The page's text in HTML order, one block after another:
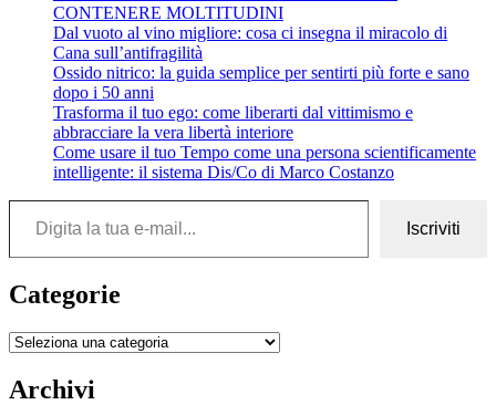
CONTENERE MOLTITUDINI
Dal vuoto al vino migliore: cosa ci insegna il miracolo di
Cana sull’antifragilità
Ossido nitrico: la guida semplice per sentirti più forte e sano
dopo i 50 anni
Trasforma il tuo ego: come liberarti dal vittimismo e
abbracciare la vera libertà interiore
Come usare il tuo Tempo come una persona scientificamente
intelligente: il sistema Dis/Co di Marco Costanzo
Digita la tua e-mail...
Iscriviti
Categorie
Categorie
Archivi